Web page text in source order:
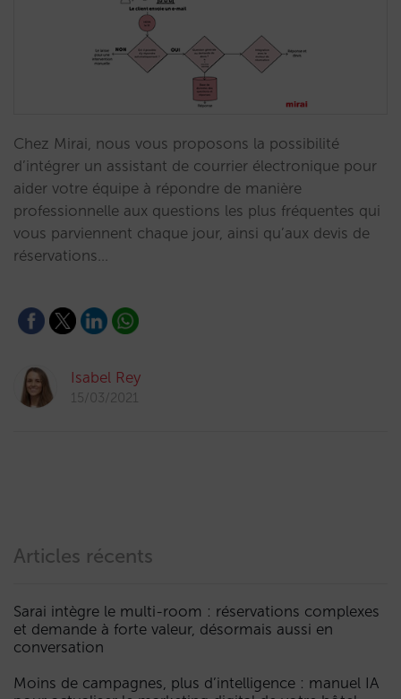
Chez Mirai, nous vous proposons la possibilité
d’intégrer un assistant de courrier électronique pour
aider votre équipe à répondre de manière
professionnelle aux questions les plus fréquentes qui
vous parviennent chaque jour, ainsi qu’aux devis de
réservations…
Isabel Rey
15/03/2021
Articles récents
Sarai intègre le multi-room : réservations complexes
et demande à forte valeur, désormais aussi en
conversation
Moins de campagnes, plus d’intelligence : manuel IA